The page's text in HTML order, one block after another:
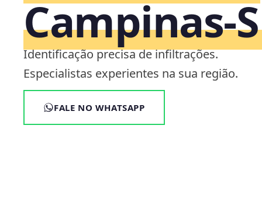
Identificação precisa de infiltrações.
Especialistas experientes na sua região.
FALE NO WHATSAPP